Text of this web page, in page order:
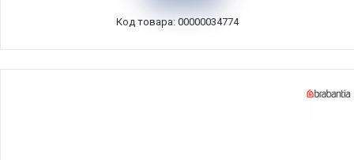
Код товара: 00000034774